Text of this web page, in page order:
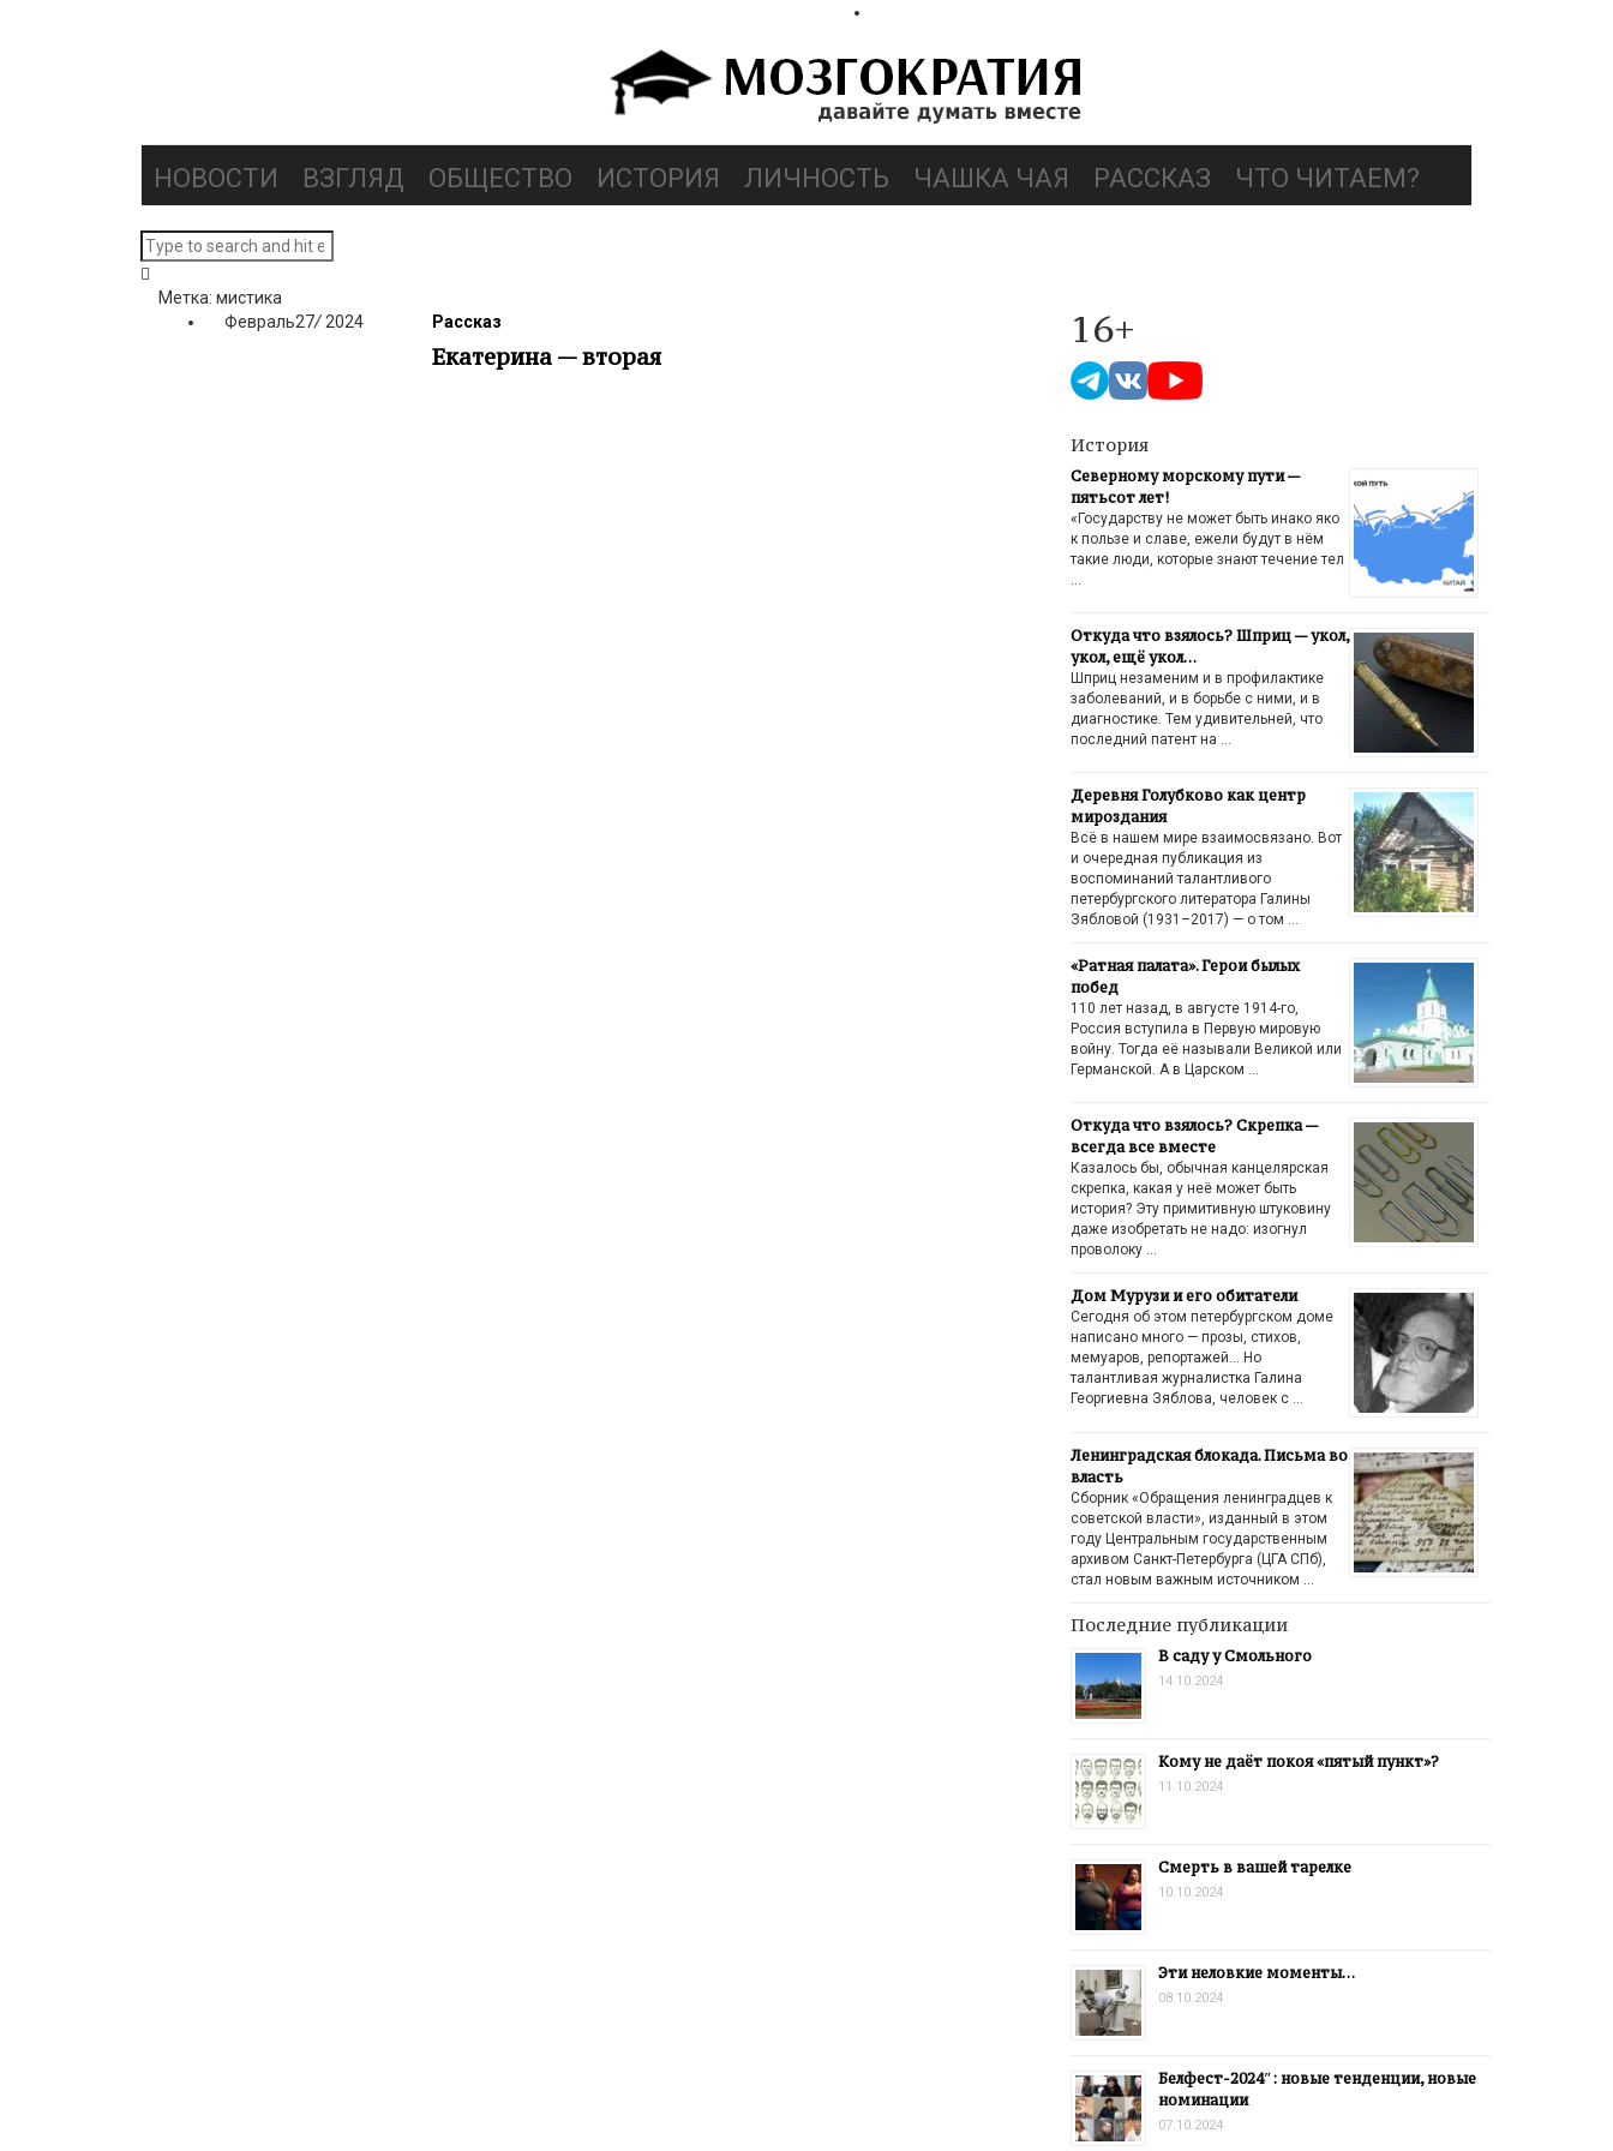
НОВОСТИ ВЗГЛЯД ОБЩЕСТВО ИСТОРИЯ ЛИЧНОСТЬ ЧАШКА ЧАЯ РАССКАЗ ЧТО ЧИТАЕМ?
Метка: мистика
Февраль27/ 2024 Рассказ
Екатерина — вторая
16+
История
Северному морскому пути —
пятьсот лет!
«Государству не может быть инако яко
к пользе и славе, ежели будут в нём
такие люди, которые знают течение тел
…
Откуда что взялось? Шприц — укол,
укол, ещё укол…
Шприц незаменим и в профилактике
заболеваний, и в борьбе с ними, и в
диагностике. Тем удивительней, что
последний патент на …
Деревня Голубково как центр
мироздания
Всё в нашем мире взаимосвязано. Вот
и очередная публикация из
воспоминаний талантливого
петербургского литератора Галины
Зябловой (1931–2017) — о том …
«Ратная палата». Герои былых
побед
110 лет назад, в августе 1914-го,
Россия вступила в Первую мировую
войну. Тогда её называли Великой или
Германской. А в Царском …
Откуда что взялось? Скрепка —
всегда все вместе
Казалось бы, обычная канцелярская
скрепка, какая у неё может быть
история? Эту примитивную штуковину
даже изобретать не надо: изогнул
проволоку …
Дом Мурузи и его обитатели
Сегодня об этом петербургском доме
написано много — прозы, стихов,
мемуаров, репортажей… Но
талантливая журналистка Галина
Георгиевна Зяблова, человек с …
Ленинградская блокада. Письма во
власть
Сборник «Обращения ленинградцев к
советской власти», изданный в этом
году Центральным государственным
архивом Санкт-Петербурга (ЦГА СПб),
стал новым важным источником …
Последние публикации
В саду у Смольного
14.10.2024
Кому не даёт покоя «пятый пункт»?
11.10.2024
Смерть в вашей тарелке
10.10.2024
Эти неловкие моменты…
08.10.2024
Белфест-2024″: новые тенденции, новые
номинации
07.10.2024